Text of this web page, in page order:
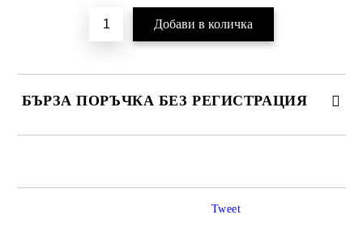
БЪРЗА ПОРЪЧКА БЕЗ РЕГИСТРАЦИЯ
Tweet